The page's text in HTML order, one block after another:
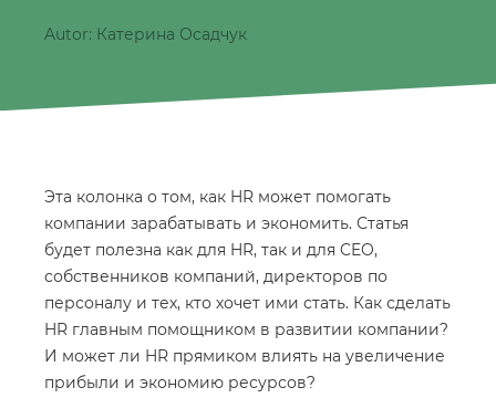
Autor: Катерина Осадчук
Эта колонка о том, как HR может помогать
компании зарабатывать и экономить. Статья
будет полезна как для HR, так и для CEO,
собственников компаний, директоров по
персоналу и тех, кто хочет ими стать. Как сделать
HR главным помощником в развитии компании?
И может ли HR прямиком влиять на увеличение
прибыли и экономию ресурсов?